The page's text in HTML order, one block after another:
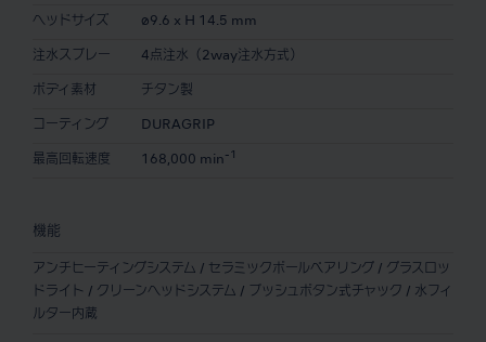
ヘッドサイズ ø9.6 x H 14.5 mm
注水スプレー 4点注水（2way注水方式）
ボディ素材 チタン製
コーティング DURAGRIP
最高回転速度 168,000 min -1
機能
アンチヒーティングシステム / セラミックボールベアリング / グラスロッ
ドライト / クリーンヘッドシステム / プッシュボタン式チャック / 水フィ
ルター内蔵